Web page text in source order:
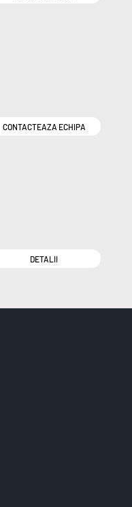
CONTACTEAZA ECHIPA
DETALII